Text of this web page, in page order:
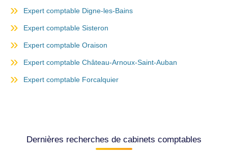
Expert comptable Digne-les-Bains
Expert comptable Sisteron
Expert comptable Oraison
Expert comptable Château-Arnoux-Saint-Auban
Expert comptable Forcalquier
Dernières recherches de cabinets comptables